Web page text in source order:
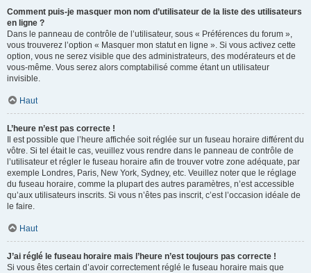
Comment puis-je masquer mon nom d’utilisateur de la liste des utilisateurs
en ligne ?
Dans le panneau de contrôle de l’utilisateur, sous « Préférences du forum »,
vous trouverez l’option « Masquer mon statut en ligne ». Si vous activez cette
option, vous ne serez visible que des administrateurs, des modérateurs et de
vous-même. Vous serez alors comptabilisé comme étant un utilisateur
invisible.
Haut
L’heure n’est pas correcte !
Il est possible que l’heure affichée soit réglée sur un fuseau horaire différent du
vôtre. Si tel était le cas, veuillez vous rendre dans le panneau de contrôle de
l’utilisateur et régler le fuseau horaire afin de trouver votre zone adéquate, par
exemple Londres, Paris, New York, Sydney, etc. Veuillez noter que le réglage
du fuseau horaire, comme la plupart des autres paramètres, n’est accessible
qu’aux utilisateurs inscrits. Si vous n’êtes pas inscrit, c’est l’occasion idéale de
le faire.
Haut
J’ai réglé le fuseau horaire mais l’heure n’est toujours pas correcte !
Si vous êtes certain d’avoir correctement réglé le fuseau horaire mais que